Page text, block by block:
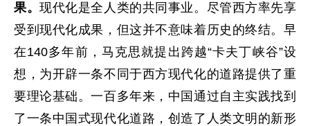
果。现代化是全人类的共同事业。尽管西方率先享
受到现代化成果，但这并不意味着历史的终结。早
在140多年前，马克思就提出跨越“卡夫丁峡谷”设
想，为开辟一条不同于西方现代化的道路提供了重
要理论基础。一百多年来，中国通过自主实践找到
了一条中国式现代化道路，创造了人类文明的新形